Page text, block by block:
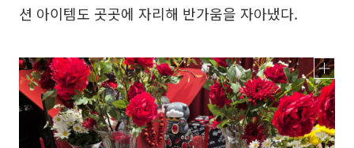
션 아이템도 곳곳에 자리해 반가움을 자아냈다.